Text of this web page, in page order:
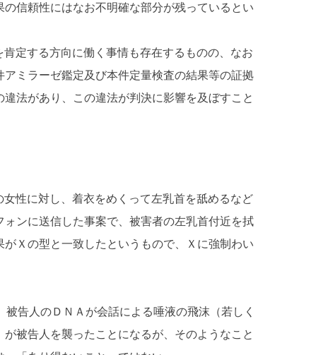
信頼性にはなお不明確な部分が残っているとい
定する方向に働く事情も存在するものの、なお
ミラーゼ鑑定及び本件定量検査の結果等の証拠
法があり、この違法が判決に影響を及ぼすこと
に対し、着衣をめくって左乳首を舐めるなど
ンに送信した事案で、被害者の左乳首付近を拭
Ｘの型と一致したというもので、Ｘに強制わい
人のＤＮＡが会話による唾液の飛沫（若しく
被告人を襲ったことになるが、そのようなこと